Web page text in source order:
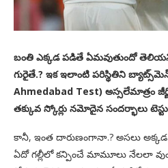
బంతి ఎక్కడ పడితే ఏమవుతుందో
గురైతే.? ఇక ఇలాంటి పరిస్థితిని
Ahmedabad Test) అస్సలేమాత్రం
తక్కువ స్కోర్లు నమోదైన సందర్భాలు
కానీ, ఇంత దారుణంగానా.? అసలు అక్కడ
ఏదో గల్లీలో కన్పించే మామూలు నేలలా